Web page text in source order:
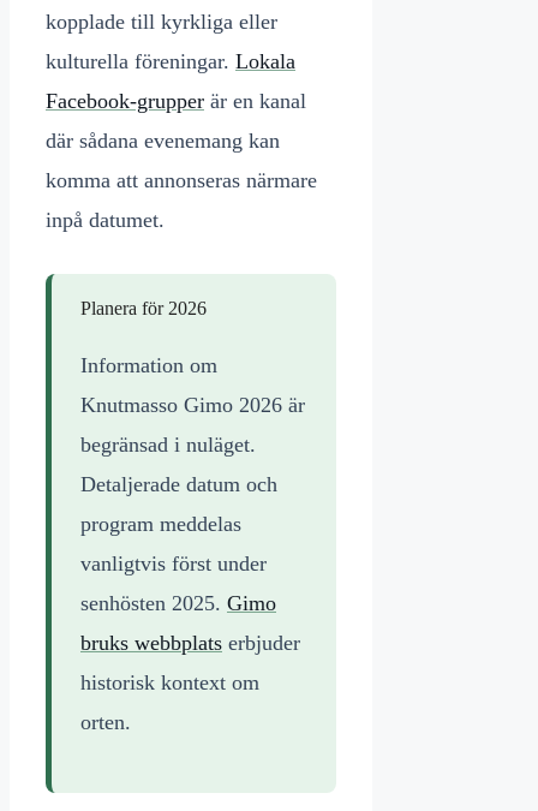
kopplade till kyrkliga eller
kulturella föreningar. Lokala
Facebook-grupper är en kanal
där sådana evenemang kan
komma att annonseras närmare
inpå datumet.
Planera för 2026
Information om
Knutmasso Gimo 2026 är
begränsad i nuläget.
Detaljerade datum och
program meddelas
vanligtvis först under
senhösten 2025. Gimo
bruks webbplats erbjuder
historisk kontext om
orten.